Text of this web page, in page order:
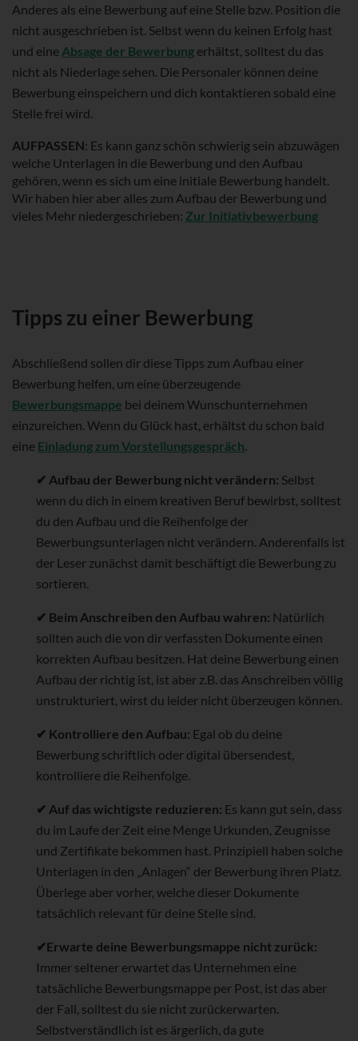
Anderes als eine Bewerbung auf eine Stelle bzw. Position die
nicht ausgeschrieben ist. Selbst wenn du keinen Erfolg hast
und eine Absage der Bewerbung erhältst, solltest du das
nicht als Niederlage sehen. Die Personaler können deine
Bewerbung einspeichern und dich kontaktieren sobald eine
Stelle frei wird.
AUFPASSEN: Es kann ganz schön schwierig sein abzuwägen
welche Unterlagen in die Bewerbung und den Aufbau
gehören, wenn es sich um eine initiale Bewerbung handelt.
Wir haben hier aber alles zum Aufbau der Bewerbung und
vieles Mehr niedergeschrieben: Zur Initiativbewerbung
Tipps zu einer Bewerbung
Abschließend sollen dir diese Tipps zum Aufbau einer
Bewerbung helfen, um eine überzeugende
Bewerbungsmappe bei deinem Wunschunternehmen
einzureichen. Wenn du Glück hast, erhältst du schon bald
eine Einladung zum Vorstellungsgespräch.
✔ Aufbau der Bewerbung nicht verändern: Selbst
wenn du dich in einem kreativen Beruf bewirbst, solltest
du den Aufbau und die Reihenfolge der
Bewerbungsunterlagen nicht verändern. Anderenfalls ist
der Leser zunächst damit beschäftigt die Bewerbung zu
sortieren.
✔ Beim Anschreiben den Aufbau wahren: Natürlich
sollten auch die von dir verfassten Dokumente einen
korrekten Aufbau besitzen. Hat deine Bewerbung einen
Aufbau der richtig ist, ist aber z.B. das Anschreiben völlig
unstrukturiert, wirst du leider nicht überzeugen können.
✔ Kontrolliere den Aufbau: Egal ob du deine
Bewerbung schriftlich oder digital übersendest,
kontrolliere die Reihenfolge.
✔ Auf das wichtigste reduzieren: Es kann gut sein, dass
du im Laufe der Zeit eine Menge Urkunden, Zeugnisse
und Zertifikate bekommen hast. Prinzipiell haben solche
Unterlagen in den „Anlagen“ der Bewerbung ihren Platz.
Überlege aber vorher, welche dieser Dokumente
tatsächlich relevant für deine Stelle sind.
✔Erwarte deine Bewerbungsmappe nicht zurück:
Immer seltener erwartet das Unternehmen eine
tatsächliche Bewerbungsmappe per Post, ist das aber
der Fall, solltest du sie nicht zurückerwarten.
Selbstverständlich ist es ärgerlich, da gute